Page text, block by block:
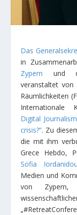
Das
in
Zypern und
veranstaltet von
Räumlichkeiten
Internationale
Digital
crisis?”. Zu
die mit ihm
Grece Hebdo,
Sofia Iordanidou
Medien und
von Zypern,